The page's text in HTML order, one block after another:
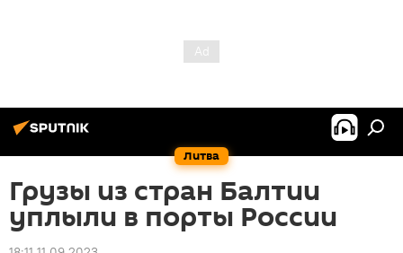
Литва
Грузы из стран Балтии
уплыли в порты России